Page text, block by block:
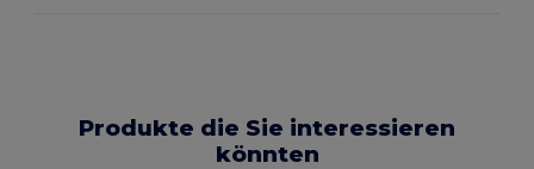
Produkte die Sie interessieren
könnten